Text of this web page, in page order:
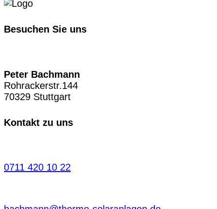
Besuchen Sie uns
Peter Bachmann
Rohrackerstr.144
70329 Stuttgart
Kontakt zu uns
0711 420 10 22